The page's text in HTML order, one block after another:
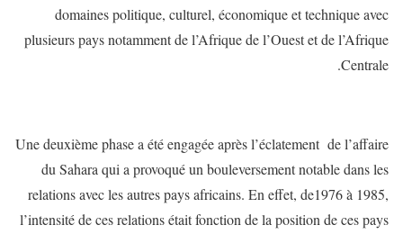
domaines politique, culturel, économique et technique avec
plusieurs pays notamment de l’Afrique de l’Ouest et de l’Afrique
Centrale.
Une deuxième phase a été engagée après l’éclatement de l’affaire
du Sahara qui a provoqué un bouleversement notable dans les
relations avec les autres pays africains. En effet, de1976 à 1985,
l’intensité de ces relations était fonction de la position de ces pays